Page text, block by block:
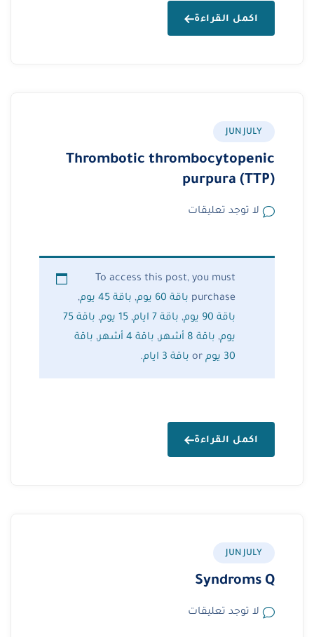
اكمل القراءة
JUN JULY
Thrombotic thrombocytopenic
purpura (TTP)
لا توجد تعليقات
To access this post, you must
purchase باقة 60 يوم , باقة 45 يوم
,
باقة 90 يوم
, باقة 7 ايام , 15 يوم ,
باقة 75
يوم, باقة 8 أشهر , باقة 4 أشهر , باقة
30 يوم
باقة 3 ايام .
اكمل القراءة
JUN JULY
Syndroms Q
لا توجد تعليقات